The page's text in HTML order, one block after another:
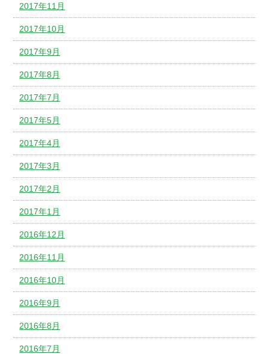
2017年11月
2017年10月
2017年9月
2017年8月
2017年7月
2017年5月
2017年4月
2017年3月
2017年2月
2017年1月
2016年12月
2016年11月
2016年10月
2016年9月
2016年8月
2016年7月